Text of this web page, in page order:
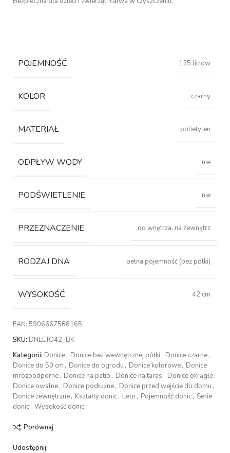
POJEMNOŚĆ 125 litrów
KOLOR czarny
MATERIAŁ polietylen
ODPŁYW WODY nie
PODŚWIETLENIE nie
PRZEZNACZENIE do wnętrza, na zewnątrz
RODZAJ DNA pełna pojemność (bez półki)
WYSOKOŚĆ 42 cm
EAN: 5906667568165
SKU: DNLETO42_BK
Kategorii: Donice, Donice bez wewnętrznej półki , Donice czarne,
Donice do 50 cm , Donice do ogrodu , Donice kolorowe, Donice
mrozoodporne, Donice na patio , Donice na taras , Donice okrągłe,
Donice owalne, Donice podłużne, Donice przed wejście do domu ,
Donice zewnętrzne, Kształty donic, Leto , Pojemność donic, Serie
donic, Wysokość donic
Porównaj
Udostępnij: